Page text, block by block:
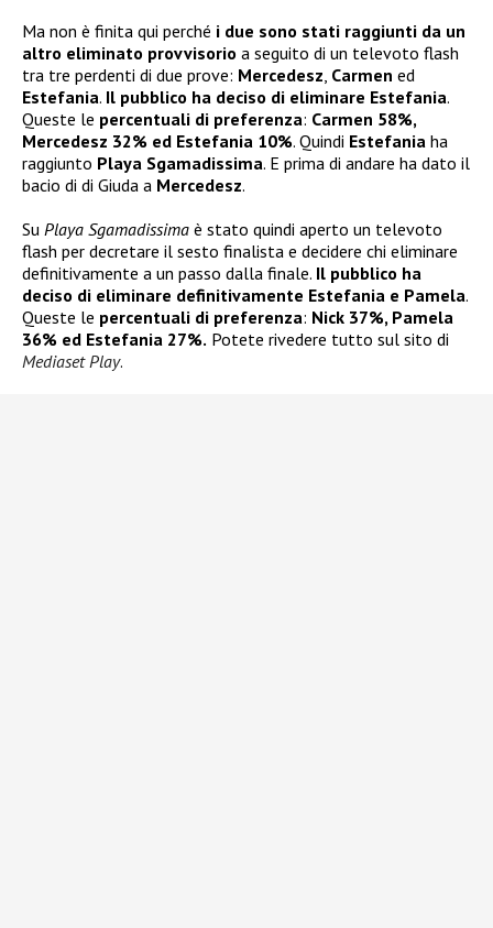
Ma non è finita qui perché i due sono stati raggiunti da un
altro eliminato provvisorio a seguito di un televoto flash
tra tre perdenti di due prove: Mercedesz Carmen ed
Estefania. Il pubblico ha deciso di eliminare Estefania.
Queste le percentuali di preferenza: Carmen 58%,
Mercedesz 32% ed Estefania 10%. Quindi Estefania ha
raggiunto Playa Sgamadissima. E prima di andare ha dato il
bacio di di Giuda a Mercedesz.
Su Playa Sgamadissima è stato quindi aperto un televoto
flash per decretare il sesto finalista e decidere chi eliminare
definitivamente a un passo dalla finale. Il pubblico ha
deciso di eliminare definitivamente Estefania e Pamela.
Queste le percentuali di preferenza: Nick 37%, Pamela
36% ed Estefania 27%. Potete rivedere tutto sul sito di
Mediaset Play.